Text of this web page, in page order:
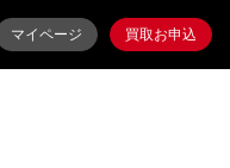
マイページ 買取お申込